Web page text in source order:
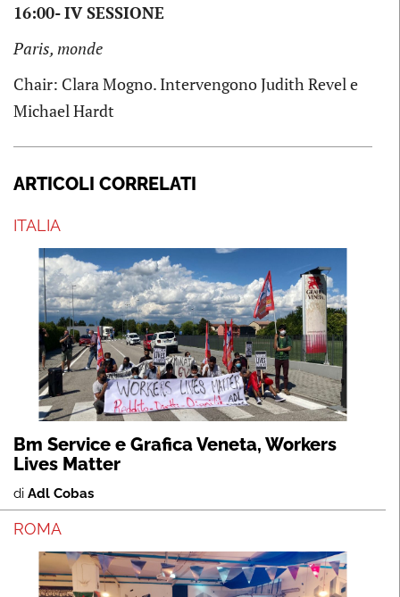
16:00- IV SESSIONE
Paris, monde
Chair: Clara Mogno. Intervengono Judith Revel e
Michael Hardt
ARTICOLI CORRELATI
ITALIA
Bm Service e Grafica Veneta, Workers
Lives Matter
di Adl Cobas
ROMA